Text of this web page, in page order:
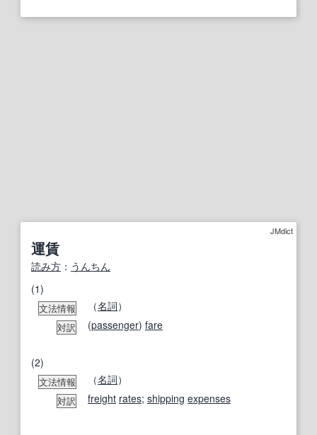
JMdict
運賃
読み方 ： うんちん
(1)
文法情報 （名詞）
対訳 (passenger) fare
(2)
文法情報 （名詞）
対訳 freight rates; shipping expenses